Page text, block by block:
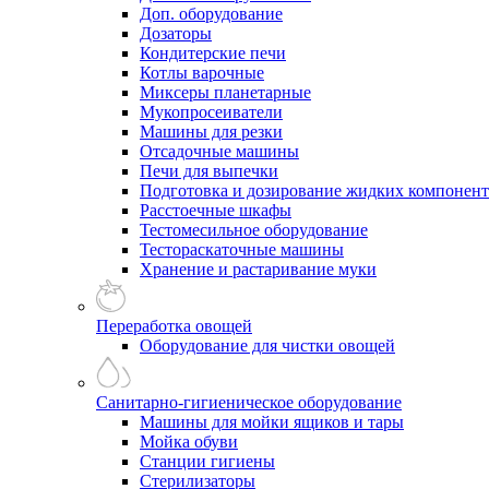
Доп. оборудование
Дозаторы
Кондитерские печи
Котлы варочные
Миксеры планетарные
Мукопросеиватели
Машины для резки
Отсадочные машины
Печи для выпечки
Подготовка и дозирование жидких
Расстоечные шкафы
Тестомесильное оборудование
Тестораскаточные машины
Хранение и растаривание муки
Переработка овощей
Оборудование для чистки овощей
Санитарно-гигиеническое оборудование
Машины для мойки ящиков и тары
Мойка обуви
Станции гигиены
Стерилизаторы